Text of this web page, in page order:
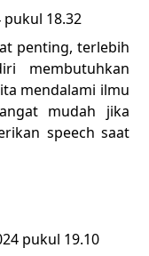
pukul 18.32
penting, terlebih
membutuhkan
mendalami ilmu
mudah jika
speech saat
pukul 19.10